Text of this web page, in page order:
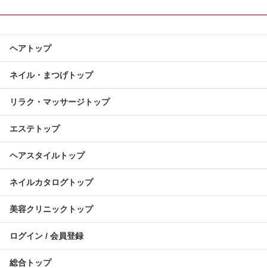
ヘアトップ
ネイル・まつげトップ
リラク・マッサージトップ
エステトップ
ヘアスタイルトップ
ネイルカタログトップ
美容クリニックトップ
ログイン / 会員登録
総合トップ